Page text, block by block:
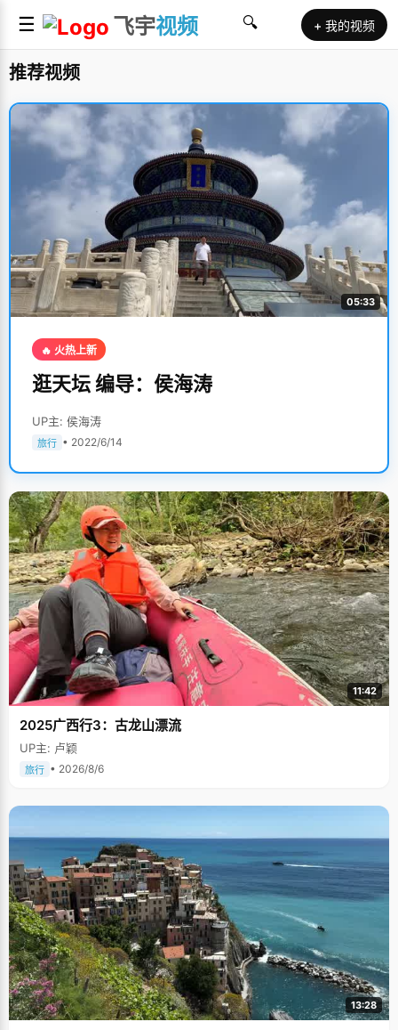
☰ 飞宇视频 🔍 + 我的视频
推荐视频
05:33
🔥 火热上新
逛天坛 编导：侯海涛
UP主: 侯海涛
旅行 • 2022/6/14
11:42
2025广西行3：古龙山漂流
UP主: 卢颖
旅行 • 2026/8/6
13:28